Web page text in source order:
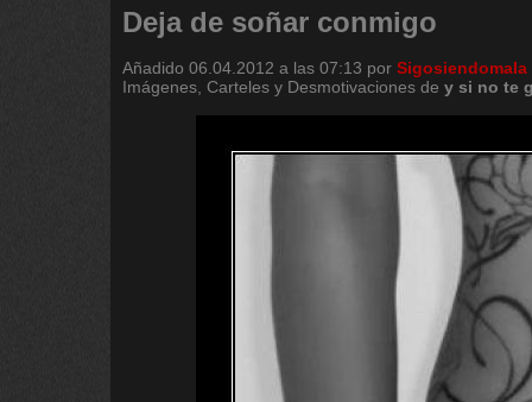
Deja de soñar conmigo
Añadido 06.04.2012 a las 07:13 por Sigosiendomala
Imágenes, Carteles y Desmotivaciones de y si no te